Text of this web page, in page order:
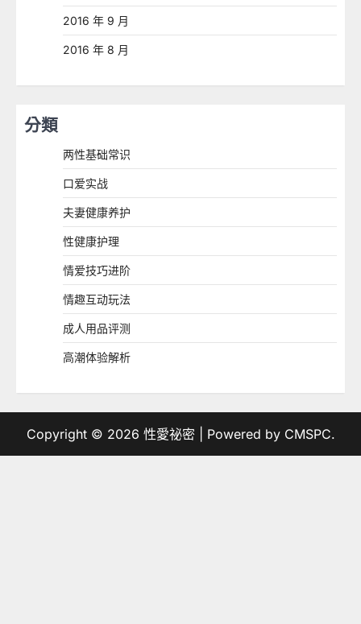
2016 年 9 月
2016 年 8 月
分類
两性基础常识
口爱实战
夫妻健康养护
性健康护理
情爱技巧进阶
情趣互动玩法
成人用品评测
高潮体验解析
Copyright © 2026 性愛祕密 | Powered by CMSPC.